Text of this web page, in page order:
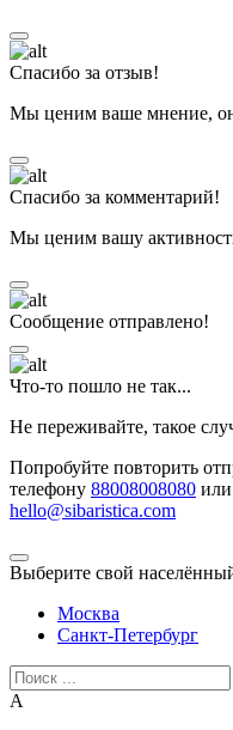
Спасибо за отзыв!
Мы ценим ваше мнение,
Спасибо за комментарий!
Мы ценим вашу
Сообщение отправлено!
Что-то пошло не так...
Не переживайте, такое
Попробуйте повторить
телефону 88008008080
hello@sibaristica.com
Выберите свой
Москва
Санкт-Петербург
А